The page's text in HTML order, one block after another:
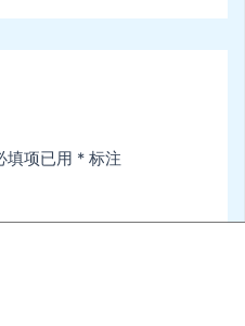
填项已用 * 标注